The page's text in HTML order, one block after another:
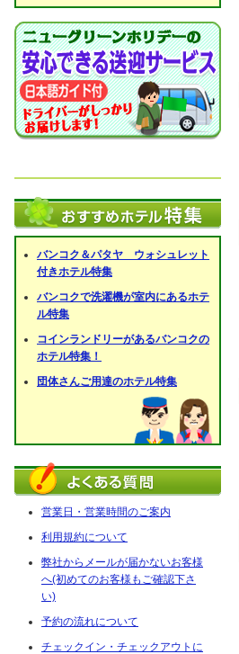
バンコク＆パタヤ ウォシュレット
付きホテル特集
バンコクで洗濯機が室内にあるホテ
ル特集
コインランドリーがあるバンコクの
ホテル特集！
団体さんご用達のホテル特集
営業日・営業時間のご案内
利用規約について
弊社からメールが届かないお客様
へ(初めてのお客様もご確認下さ
い)
予約の流れについて
チェックイン・チェックアウトに